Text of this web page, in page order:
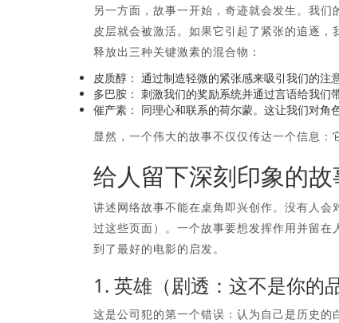
另一方面，故事一开始，奇迹就会发生。我
皮层就会被激活。如果它引起了紧张的追逐
释放出三种关键激素的混合物：
皮质醇： 通过制造轻微的紧张感来吸引我们的注
多巴胺： 刺激我们的奖励系统并通过言语给我们
催产素： 同理心和联系的荷尔蒙。这让我们对角
显然，一个伟大的故事不仅仅传达一个信息：
给人留下深刻印象的
讲述网络故事不能在桌角即兴创作。没有人
过这些页面）。一个故事要想发挥作用并留
到了最好的电影的启发。
1. 英雄（剧透：这不是你的
这是公司犯的第一个错误：认为自己是历史